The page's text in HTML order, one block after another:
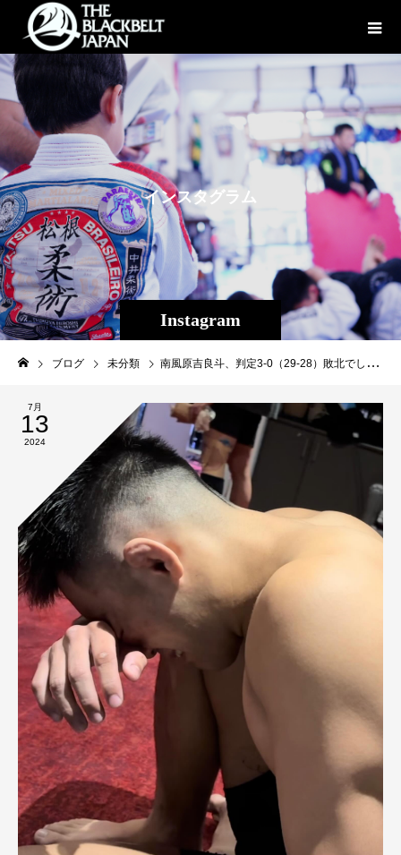
Instagram
インスタグラ ム
ブログ 未分類 南風原吉良斗、判定3-0（29-28）敗北でした。この旅で得た大きな経験を先の未来へ繋げる為今日の日を胸に刻み日々自分と向き合い自分自身に勝つ事。機会を設けてくれたダミアンブラウン小杉さんに最大限の感謝をして、いつか恩返しができる様、精進させます。皆様、応援有り難うございました！#南風原吉良斗#beatdownpromotions#THEBLACKBELTJAPAN
7月
13
2024